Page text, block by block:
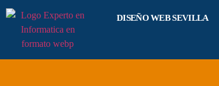
DISEÑO WEB SEVILLA